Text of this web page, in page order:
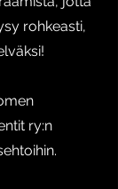
rohkeasti,
ry:n